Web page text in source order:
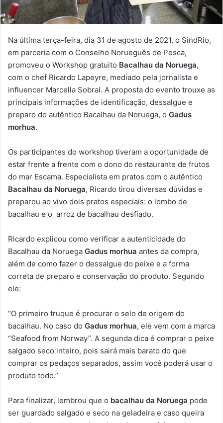
Na última terça-feira, dia 31 de agosto de 2021, o SindRio,
em parceria com o Conselho Norueguês de Pesca,
promoveu o Workshop gratuito Bacalhau da Noruega,
com o chef Ricardo Lapeyre, mediado pela jornalista e
influencer Marcella Sobral. A proposta do evento trouxe as
principais informações de identificação, dessalgue e
preparo do autêntico Bacalhau da Noruega, o Gadus
morhua.
Os participantes do workshop tiveram a oportunidade de
estar frente a frente com o dono do restaurante de frutos
do mar Escama. Especialista em pratos com o autêntico
Bacalhau da Noruega, Ricardo tirou diversas dúvidas e
preparou ao vivo dois pratos especiais: o lombo de
bacalhau e o arroz de bacalhau desfiado.
Ricardo explicou como verificar a autenticidade do
Bacalhau da Noruega Gadus morhua antes da compra,
além de como fazer o dessalgue do peixe e a forma
correta de preparo e conservação do produto. Segundo
ele:
“O primeiro truque é procurar o selo de origem do
bacalhau. No caso do Gadus morhua, ele vem com a marca
“Seafood from Norway”. A segunda dica é comprar o peixe
salgado seco inteiro, pois sairá mais barato do que
comprar os pedaços separados, assim você poderá usar o
produto todo.”
Para finalizar, lembrou que o bacalhau da Noruega pode
ser guardado salgado e seco na geladeira e caso queira